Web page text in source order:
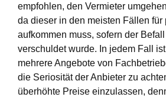
empfohlen, den Vermieter
da dieser in den meisten Fällen für
aufkommen muss, sofern der
verschuldet wurde. In jedem Fall
mehrere Angebote von
die Seriosität der Anbieter zu
überhöhte Preise einzulassen,